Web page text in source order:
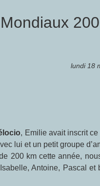
lundi 18
, Emilie avait inscrit
lui et un petit groupe
200 km cette année,
Antoine, Pascal